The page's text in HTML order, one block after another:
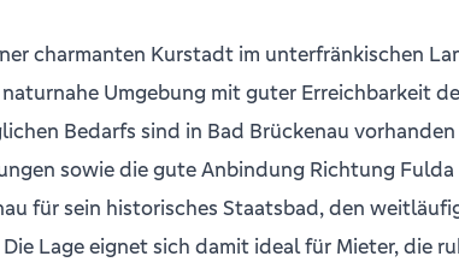
charmanten Kurstadt im unterfränkischen
Umgebung mit guter Erreichbarkeit
Bedarfs sind in Bad Brückenau
sowie die gute Anbindung Richtung
für sein historisches Staatsbad, den
Lage eignet sich damit ideal für Mieter, die